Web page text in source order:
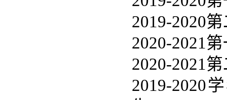
2019-2020
2020-2021
2020-2021
2019-2020